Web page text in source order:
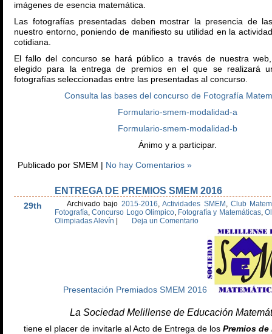
imágenes de esencia matemática.
Las fotografías presentadas deben mostrar la presencia de
nuestro entorno, poniendo de manifiesto su utilidad en la
cotidiana.
El fallo del concurso se hará público a través de nuestra
elegido para la entrega de premios en el que se realizará
fotografías seleccionadas entre las presentadas al concurso.
Consulta las bases del concurso de Fotografía
Formulario-smem-modalidad-a
Formulario-smem-modalidad-b
Ánimo y a participar.
Publicado por SMEM | No hay Comentarios »
29th
ENTREGA DE PREMIOS SMEM 2016
Archivado bajo 2015-2016,Actividades SMEM , Club
Fotografía,Concurso Logo Olimpico, Fotografía y Matemáticas,
Olimpiadas Alevín
Deja un Comentario
Presentación Premiados SMEM 2016
La Sociedad Melillense de Educación
tiene el placer de invitarle al Acto de Entrega de los Premios